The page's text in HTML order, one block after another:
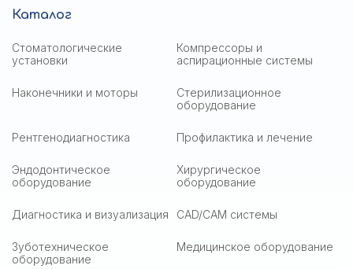
Каталог
Стоматологические
установки
Компрессоры и
аспирационные системы
Наконечники и моторы
Стерилизационное
оборудование
Рентгенодиагностика Профилактика и лечение
Эндодонтическое
оборудование
Хирургическое
оборудование
Диагностика и визуализация CAD/CAM системы
Зуботехническое
оборудование
Медицинское оборудование